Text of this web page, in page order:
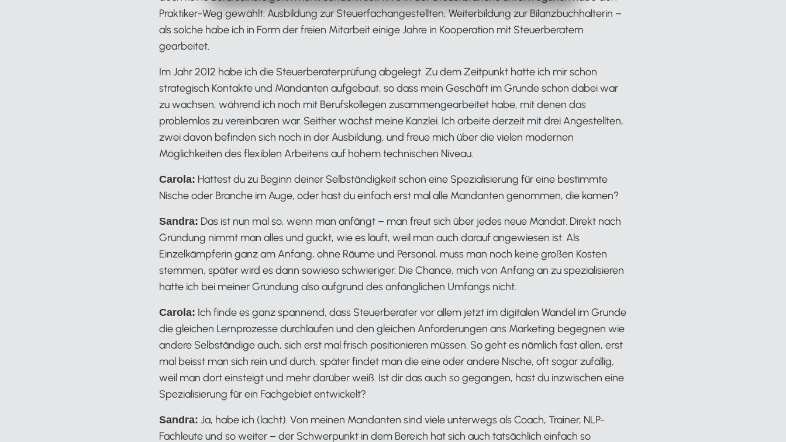
Praktiker-Weg gewählt: Ausbildung zur Steuerfachangestellten, Weiterbildung zur Bilanzbuchhalterin –
als solche habe ich in Form der freien Mitarbeit einige Jahre in Kooperation mit Steuerberatern
gearbeitet.
Im Jahr 2012 habe ich die Steuerberaterprüfung abgelegt. Zu dem Zeitpunkt hatte ich mir schon
strategisch Kontakte und Mandanten aufgebaut, so dass mein Geschäft im Grunde schon dabei war
zu wachsen, während ich noch mit Berufskollegen zusammengearbeitet habe, mit denen das
problemlos zu vereinbaren war. Seither wächst meine Kanzlei. Ich arbeite derzeit mit drei Angestellten,
zwei davon befinden sich noch in der Ausbildung, und freue mich über die vielen modernen
Möglichkeiten des flexiblen Arbeitens auf hohem technischen Niveau.
Carola: Hattest du zu Beginn deiner Selbständigkeit schon eine Spezialisierung für eine bestimmte
Nische oder Branche im Auge, oder hast du einfach erst mal alle Mandanten genommen, die kamen?
Sandra: Das ist nun mal so, wenn man anfängt – man freut sich über jedes neue Mandat. Direkt nach
Gründung nimmt man alles und guckt, wie es läuft, weil man auch darauf angewiesen ist. Als
Einzelkämpferin ganz am Anfang, ohne Räume und Personal, muss man noch keine großen Kosten
stemmen, später wird es dann sowieso schwieriger. Die Chance, mich von Anfang an zu spezialisieren
hatte ich bei meiner Gründung also aufgrund des anfänglichen Umfangs nicht.
Carola: Ich finde es ganz spannend, dass Steuerberater vor allem jetzt im digitalen Wandel im Grunde
die gleichen Lernprozesse durchlaufen und den gleichen Anforderungen ans Marketing begegnen wie
andere Selbständige auch, sich erst mal frisch positionieren müssen. So geht es nämlich fast allen, erst
mal beisst man sich rein und durch, später findet man die eine oder andere Nische, oft sogar zufällig,
weil man dort einsteigt und mehr darüber weiß. Ist dir das auch so gegangen, hast du inzwischen eine
Spezialisierung für ein Fachgebiet entwickelt?
Sandra: Ja, habe ich (lacht). Von meinen Mandanten sind viele unterwegs als Coach, Trainer, NLP-
Fachleute und so weiter – der Schwerpunkt in dem Bereich hat sich auch tatsächlich einfach so